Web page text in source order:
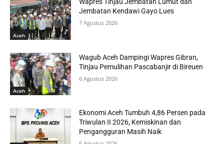
Aceh
Jembatan Kendawi Gayo Lues
7 Agustus 2026
Aceh
Wagub Aceh Dampingi Wapres Gibran,
Tinjau Pemulihan Pascabanjir di Bireuen
6 Agustus 2026
Ekonomi Aceh Tumbuh 4,86 Persen pada
Triwulan II 2026, Kemiskinan dan
Pengangguran Masih Naik